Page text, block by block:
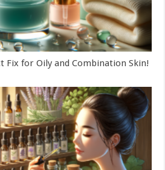
Fix for Oily and Combination Skin!